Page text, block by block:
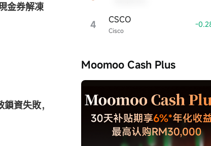
金券解凍
資失敗，
4 Cisco
CSCO -
Moomoo Cash Plus